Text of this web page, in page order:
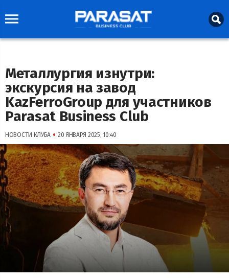
Металлургия изнутри:
экскурсия на завод
KazFerroGroup для участников
Parasat Business Club
НОВОСТИ КЛУБА • 20 ЯНВАРЯ 2025, 10:40